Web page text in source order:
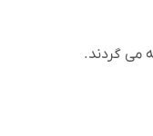
می گردند.